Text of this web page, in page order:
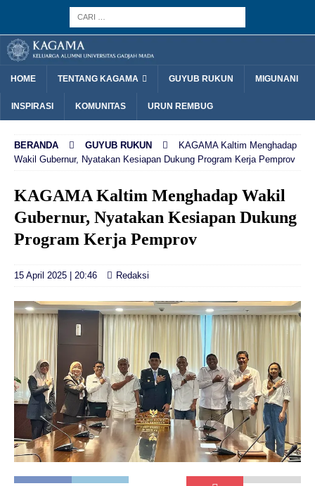
HOME TENTANG KAGAMA GUYUB RUKUN MIGUNANI
INSPIRASI KOMUNITAS URUN REMBUG
BERANDA GUYUB RUKUN
KAGAMA Kaltim Menghadap
Wakil Gubernur, Nyatakan Kesiapan Dukung Program Kerja Pemprov
KAGAMA Kaltim Menghadap Wakil
Gubernur, Nyatakan Kesiapan Dukung
Program Kerja Pemprov
15 April 2025 | 20:46 Redaksi